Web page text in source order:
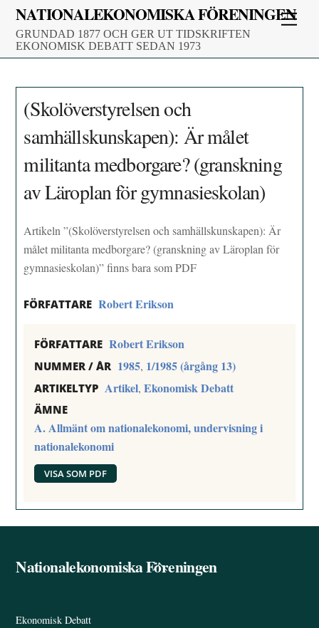
Skip
content
NATIONALEKONOMISKA FÖRENINGEN
GRUNDAD 1877 OCH GER UT TIDSKRIFTEN
EKONOMISK DEBATT SEDAN 1973
(Skolöverstyrelsen och
samhällskunskapen): Är målet
militanta medborgare? (granskning
av Läroplan för gymnasieskolan)
Artikeln ”(Skolöverstyrelsen och samhällskunskapen): Är
målet militanta medborgare? (granskning av Läroplan för
gymnasieskolan)” finns bara som PDF
FÖRFATTARE Robert Erikson
FÖRFATTARE Robert Erikson
NUMMER / ÅR 1985, 1/1985 (årgång 13)
ARTIKELTYP Artikel,Ekonomisk Debatt
ÄMNE
A. Allmänt om nationalekonomi, undervisning i
nationalekonomi
VISA SOM PDF
Back
Nationalekonomiska Föreningen
Ekonomisk Debatt